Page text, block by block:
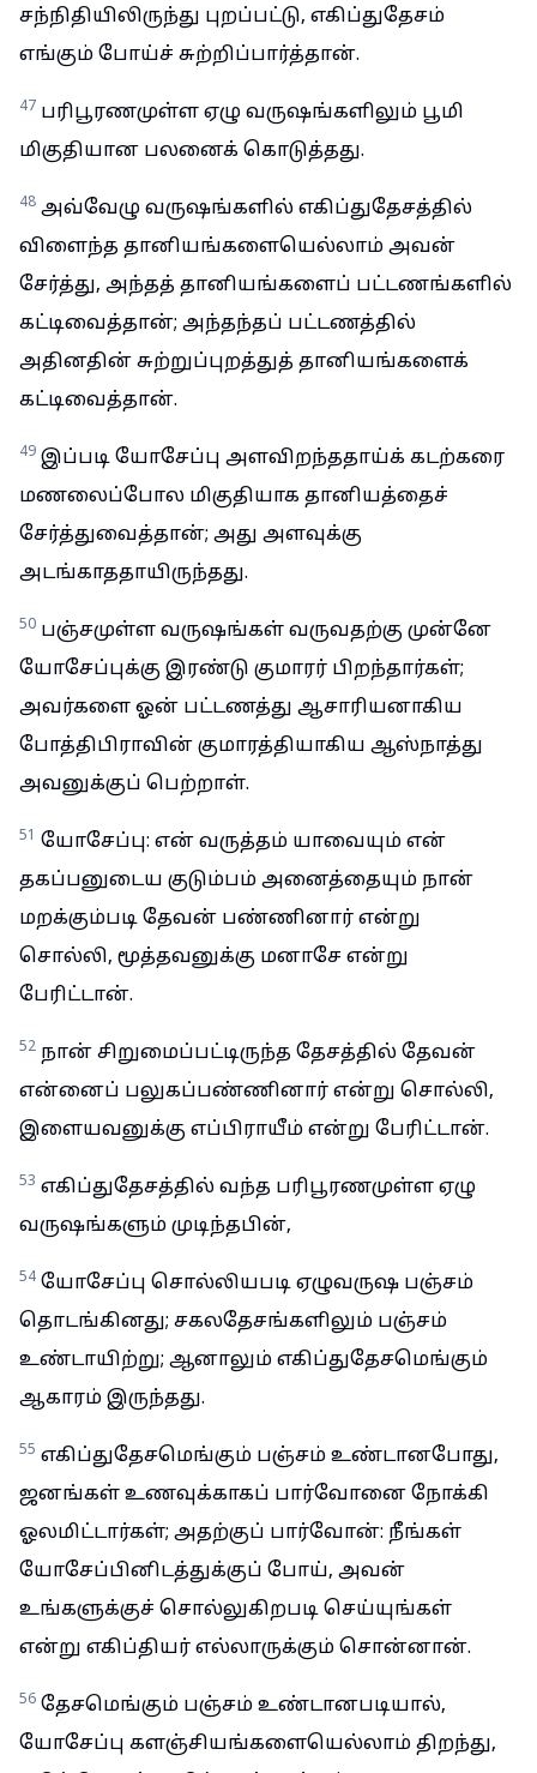
சந்நிதியிலிருந்து புறப்பட்டு, எகிப்துதேசம்
எங்கும் போய்ச் சுற்றிப்பார்த்தான்.
47 பரிபூரணமுள்ள ஏழு வருஷங்களிலும் பூமி
மிகுதியான பலனைக் கொடுத்தது.
48 அவ்வேழு வருஷங்களில் எகிப்துதேசத்தில்
விளைந்த தானியங்களையெல்லாம் அவன்
சேர்த்து, அந்தத் தானியங்களைப் பட்டணங்களில்
கட்டிவைத்தான்; அந்தந்தப் பட்டணத்தில்
அதினதின் சுற்றுப்புறத்துத் தானியங்களைக்
கட்டிவைத்தான்.
49 இப்படி யோசேப்பு அளவிறந்ததாய்க் கடற்கரை
மணலைப்போல மிகுதியாக தானியத்தைச்
சேர்த்துவைத்தான்; அது அளவுக்கு
அடங்காததாயிருந்தது.
50 பஞ்சமுள்ள வருஷங்கள் வருவதற்கு முன்னே
யோசேப்புக்கு இரண்டு குமாரர் பிறந்தார்கள்;
அவர்களை ஓன் பட்டணத்து ஆசாரியனாகிய
போத்திபிராவின் குமாரத்தியாகிய ஆஸ்நாத்து
அவனுக்குப் பெற்றாள்.
51 யோசேப்பு: என் வருத்தம் யாவையும் என்
தகப்பனுடைய குடும்பம் அனைத்தையும் நான்
மறக்கும்படி தேவன் பண்ணினார் என்று
சொல்லி, மூத்தவனுக்கு மனாசே என்று
பேரிட்டான்.
52 நான் சிறுமைப்பட்டிருந்த தேசத்தில் தேவன்
என்னைப் பலுகப்பண்ணினார் என்று சொல்லி,
இளையவனுக்கு எப்பிராயீம் என்று பேரிட்டான்.
53 எகிப்துதேசத்தில் வந்த பரிபூரணமுள்ள ஏழு
வருஷங்களும் முடிந்தபின்,
54 யோசேப்பு சொல்லியபடி ஏழுவருஷ பஞ்சம்
தொடங்கினது; சகலதேசங்களிலும் பஞ்சம்
உண்டாயிற்று; ஆனாலும் எகிப்துதேசமெங்கும்
ஆகாரம் இருந்தது.
55 எகிப்துதேசமெங்கும் பஞ்சம் உண்டானபோது,
ஜனங்கள் உணவுக்காகப் பார்வோனை நோக்கி
ஓலமிட்டார்கள்; அதற்குப் பார்வோன்: நீங்கள்
யோசேப்பினிடத்துக்குப் போய், அவன்
உங்களுக்குச் சொல்லுகிறபடி செய்யுங்கள்
என்று எகிப்தியர் எல்லாருக்கும் சொன்னான்.
56 தேசமெங்கும் பஞ்சம் உண்டானபடியால்,
யோசேப்பு களஞ்சியங்களையெல்லாம் திறந்து,